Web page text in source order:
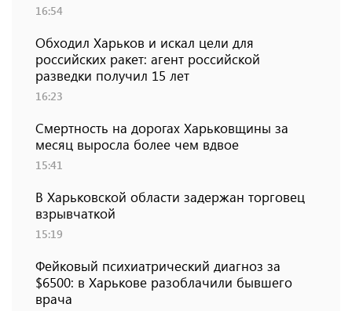
16:54
Обходил Харьков и искал цели для
российских ракет: агент российской
разведки получил 15 лет
16:23
Смертность на дорогах Харьковщины за
месяц выросла более чем вдвое
15:41
В Харьковской области задержан торговец
взрывчаткой
15:19
Фейковый психиатрический диагноз за
$6500: в Харькове разоблачили бывшего
врача